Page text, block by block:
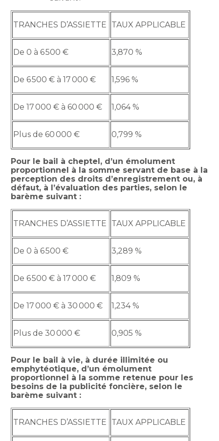
TRANCHES D’ASSIETTE TAUX APPLICABLE
De 0 à 6 500 € 3,870 %
De 6 500 € à 17 000 € 1,596 %
De 17 000 € à 60 000 € 1,064 %
Plus de 60 000 € 0,799 %
Pour le bail à cheptel, d’un émolument
proportionnel à la somme servant de base à la
perception des droits d’enregistrement ou, à
défaut, à l’évaluation des parties, selon le
barème suivant :
TRANCHES D’ASSIETTE TAUX APPLICABLE
De 0 à 6 500 € 3,289 %
De 6 500 € à 17 000 € 1,809 %
De 17 000 € à 30 000 € 1,234 %
Plus de 30 000 € 0,905 %
Pour le bail à vie, à durée illimitée ou
emphytéotique, d’un émolument
proportionnel à la somme retenue pour les
besoins de la publicité foncière, selon le
barème suivant :
TRANCHES D’ASSIETTE TAUX APPLICABLE